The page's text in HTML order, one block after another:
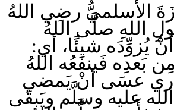
الأَسلميُّ رضِي اللهُ
اللهِ صلَّى اللهُ
يُزوِّدَه شيئًا، أي:
بَعدِه فَينفَعُه اللهُ
يَدْري عسَى أنْ يَمضي
عليه وسلَّم ويَبقَى